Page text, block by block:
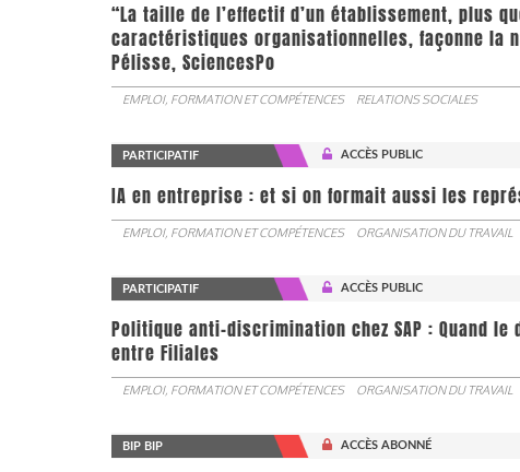
“La taille de l’effectif d’un établissement, plus
caractéristiques organisationnelles, façonne la
Pélisse, SciencesPo
EMPLOI, FORMATION ET COMPÉTENCES RELATIONS SOCIALES
PARTICIPATIF ACCÈS PUBLIC
IA en entreprise : et si on formait aussi les
EMPLOI, FORMATION ET COMPÉTENCES ORGANISATION DU TRAVAIL
PARTICIPATIF ACCÈS PUBLIC
Politique anti-discrimination chez SAP : Quand
entre Filiales
EMPLOI, FORMATION ET COMPÉTENCES ORGANISATION DU TRAVAIL
BIP BIP ACCÈS ABONNÉ